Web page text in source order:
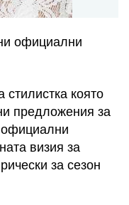
официални
която
предложения за
визия за
за сезон